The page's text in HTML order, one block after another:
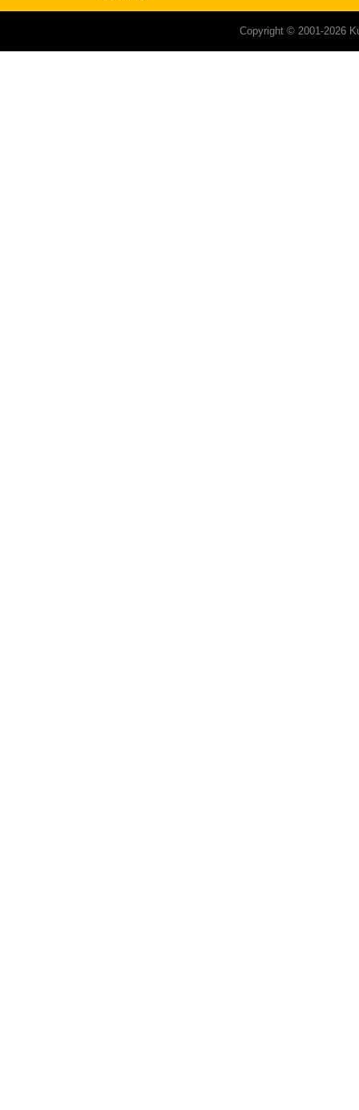
Copyright © 2001-2026